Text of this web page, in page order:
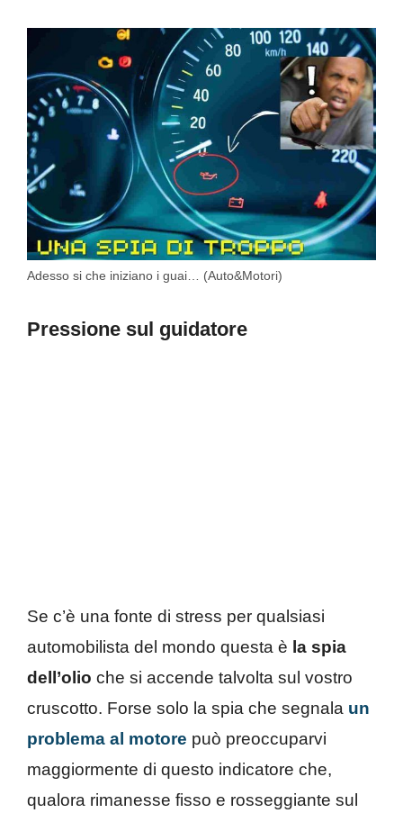
Adesso si che iniziano i guai… (Auto&Motori)
Pressione sul guidatore
Se c’è una fonte di stress per qualsiasi
automobilista del mondo questa è la spia
dell’olio che si accende talvolta sul vostro
cruscotto. Forse solo la spia che segnala un
problema al motore può preoccuparvi
maggiormente di questo indicatore che,
qualora rimanesse fisso e rosseggiante sul